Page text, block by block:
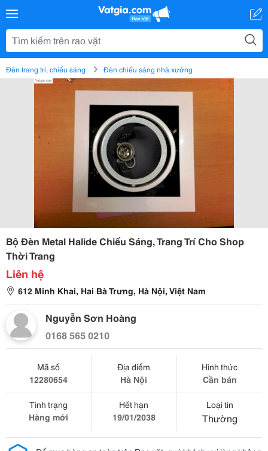
Đèn trang trí, chiếu sáng Đèn chiếu sáng nhà xưởng
Bộ Đèn Metal Halide Chiếu Sáng, Trang Trí Cho Shop
Thời Trang
Liên hệ
612 Minh Khai, Hai Bà Trưng, Hà Nội, Việt Nam
Nguyễn Sơn Hoàng
0168 565 0210
Mã số
12280654
Địa điểm
Hà Nội
Hình thức
Cần bán
Tình trạng
Hàng mới
Hết hạn
19/01/2038
Loại tin
Thường